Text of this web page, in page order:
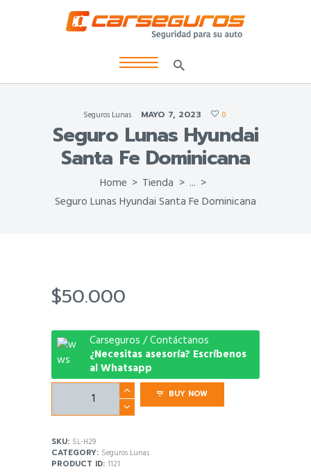
Seguros Lunas MAYO 7, 2023 0
Seguro Lunas Hyundai
Santa Fe Dominicana
Home Tienda
...
Seguro Lunas Hyundai Santa Fe Dominicana
$50.000
Carseguros / Contáctanos
¿Necesitas asesoría? Escríbenos
al Whatsapp
Hyundai
Santa
Fe
Dominicana
BUY NOW
SKU: SL-H29
CATEGORY: Seguros Lunas
PRODUCT ID: 1121